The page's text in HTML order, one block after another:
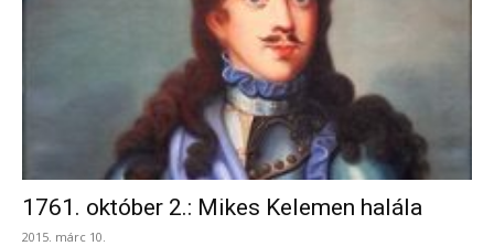
1761. október 2.: Mikes Kelemen halála
2015. márc 10.